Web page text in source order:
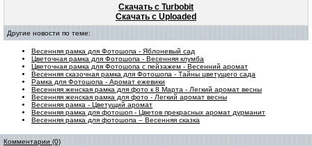
Скачать с Turbobit
Скачать с Uploaded
Другие новости по теме:
Весенняя рамка для Фотошопа - Яблоневый сад
Цветочная рамка для Фотошопа - Весенняя клумба
Цветочная рамка для Фотошопа с пейзажем - Весенний аромат
Весенняя сказочная рамка для Фотошопа - Тайны цветущего сада
Рамка для Фотошопа - Аромат ежевики
Весенняя женская рамка для фото к 8 Марта - Легкий аромат весны
Весенняя женская рамка для фото - Легкий аромат весны
Весенняя рамка - Цветущий аромат
Весенняя рамка для фотошоп - Цветов прекрасных аромат дурманит
Весенняя рамка для фотошопа – Весенняя сказка
Комментарии (0)